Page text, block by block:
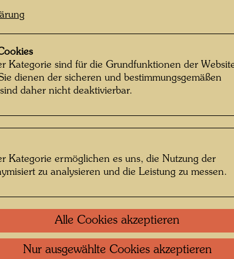
© Hundertwasser Archiv
die
Kategorie sind für die Grundfunktionen der
dienen der sicheren und bestimmungsgemäßen
daher nicht deaktivierbar.
Kategorie ermöglichen es uns, die Nutzung der
zu analysieren und die Leistung zu messen.
Alle Cookies akzeptieren
Nur ausgewählte Cookies akzeptieren